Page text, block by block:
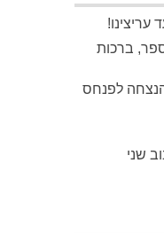
עריצינו!
ברכות
לפנחס
שני